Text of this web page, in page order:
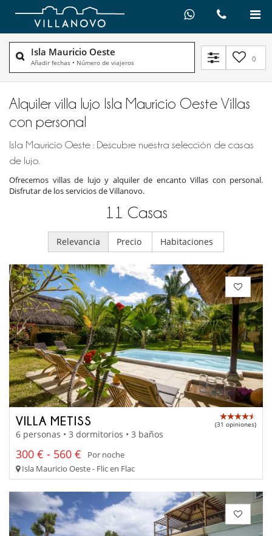
Isla Mauricio Oeste
Añadir fechas • Número de viajeros 0
Alquiler villa lujo Isla Mauricio Oeste Villas
con personal
Isla Mauricio Oeste : Descubre nuestra selección de casas
de lujo.
Ofrecemos villas de lujo y alquiler de encanto Villas con personal.
Disfrutar de los servicios de Villanovo.
11 Casas
Relevancia Precio Habitaciones
VILLA METISS (31 opiniones)
6 personas • 3 dormitorios • 3 baños
300 € - 560 €
Por noche
Isla Mauricio Oeste - Flic en Flac